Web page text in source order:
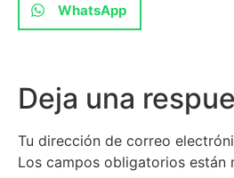
WhatsApp
Deja una
Tu dirección de correo
Los campos obligatorios están